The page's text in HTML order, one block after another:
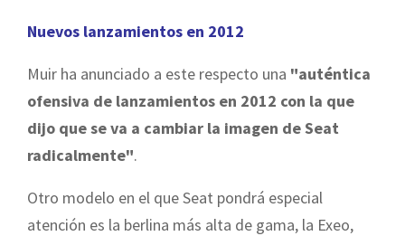
Nuevos lanzamientos en 2012
Muir ha anunciado a este respecto una "auténtica
ofensiva de lanzamientos en 2012 con la que
dijo que se va a cambiar la imagen de Seat
radicalmente".
Otro modelo en el que Seat pondrá especial
atención es la berlina más alta de gama, la Exeo,